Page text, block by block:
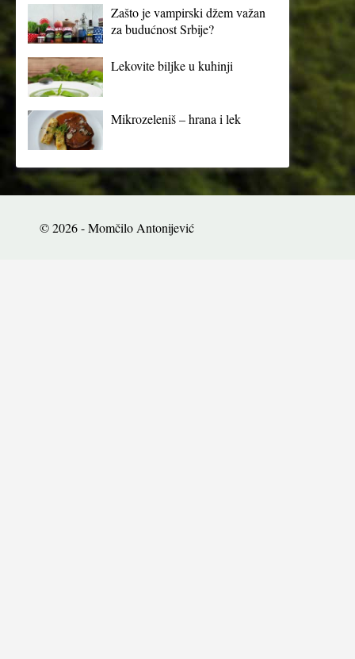
Zašto je vampirski džem važan
za budućnost Srbije?
Lekovite biljke u kuhinji
Mikrozeleniš – hrana i lek
© 2026 - Momčilo Antonijević